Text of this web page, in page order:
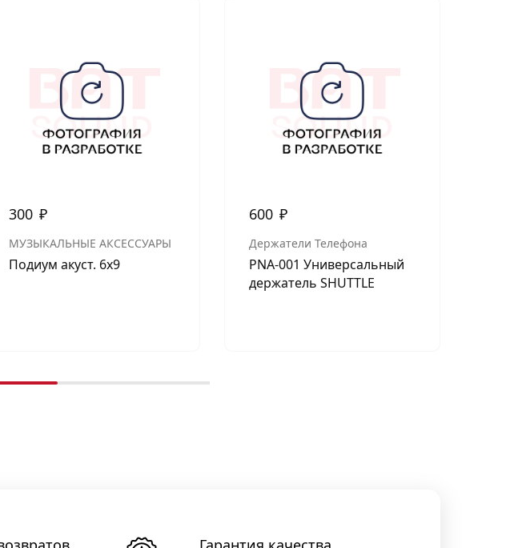
300 ₽
МУЗЫКАЛЬНЫЕ АКСЕССУАРЫ
Подиум акуст. 6х9
600 ₽
Держатели Телефона
PNA-001 Универсальный
держатель SHUTTLE